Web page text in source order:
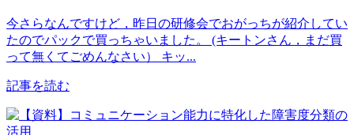
今さらなんですけど，昨日の研修会でおがっちが紹介してい
たのでパックで買っちゃいました。 (キートンさん，まだ買
って無くてごめんなさい） キッ...
記事を読む